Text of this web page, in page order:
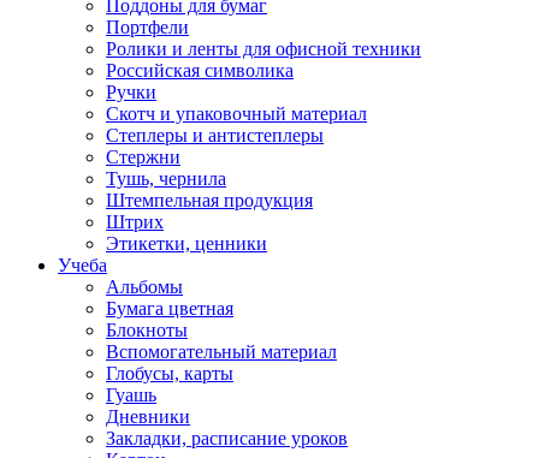
Поддоны для бумаг
Портфели
Ролики и ленты для офисной техники
Российская символика
Ручки
Скотч и упаковочный материал
Степлеры и антистеплеры
Стержни
Тушь, чернила
Штемпельная продукция
Штрих
Этикетки, ценники
Учеба
Альбомы
Бумага цветная
Блокноты
Вспомогательный материал
Глобусы, карты
Гуашь
Дневники
Закладки, расписание уроков